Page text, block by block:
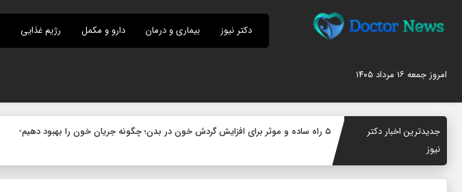
دکتر نیوز بیماری و درمان دارو و مکمل رژیم غذایی
امروز جمعه ۱۶ مرداد ۱۴۰۵
جدیدترین اخبار دکتر
نیوز
۵ راه ساده و موثر برای افزایش گردش خون در بدن؛ چگونه جریان خون را بهبود دهیم؟